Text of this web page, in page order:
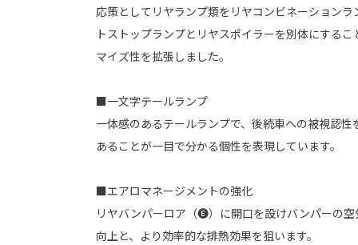
応策としてリヤランプ類をリヤコンビネーション
トストップランプとリヤスポイラーを別体にする
マイズ性を拡張しました。
■一文字テールランプ
一体感のあるテールランプで、後続車への被視認
あることが一目で分かる個性を表現しています。
■エアロマネージメントの強化
リヤバンパーロア（🅔）に開口を設けバンパーの
向上と、より効率的な排熱効果を狙います。